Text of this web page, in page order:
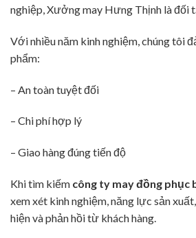
nghiệp, Xưởng may Hưng Thịnh là đối
Với nhiều năm kinh nghiệm, chúng tôi
phẩm:
– An toàn tuyệt đối
– Chi phí hợp lý
– Giao hàng đúng tiến độ
Khi tìm kiếm công ty may đồng phục
xem xét kinh nghiệm, năng lực sản
hiện và phản hồi từ khách hàng.